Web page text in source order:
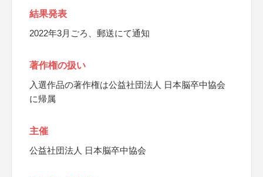
結果発表
2022年3月ごろ、郵送にて通知
著作権の扱い
入選作品の著作権は公益社団法人 日本脳卒中協会
に帰属
主催
公益社団法人 日本脳卒中協会